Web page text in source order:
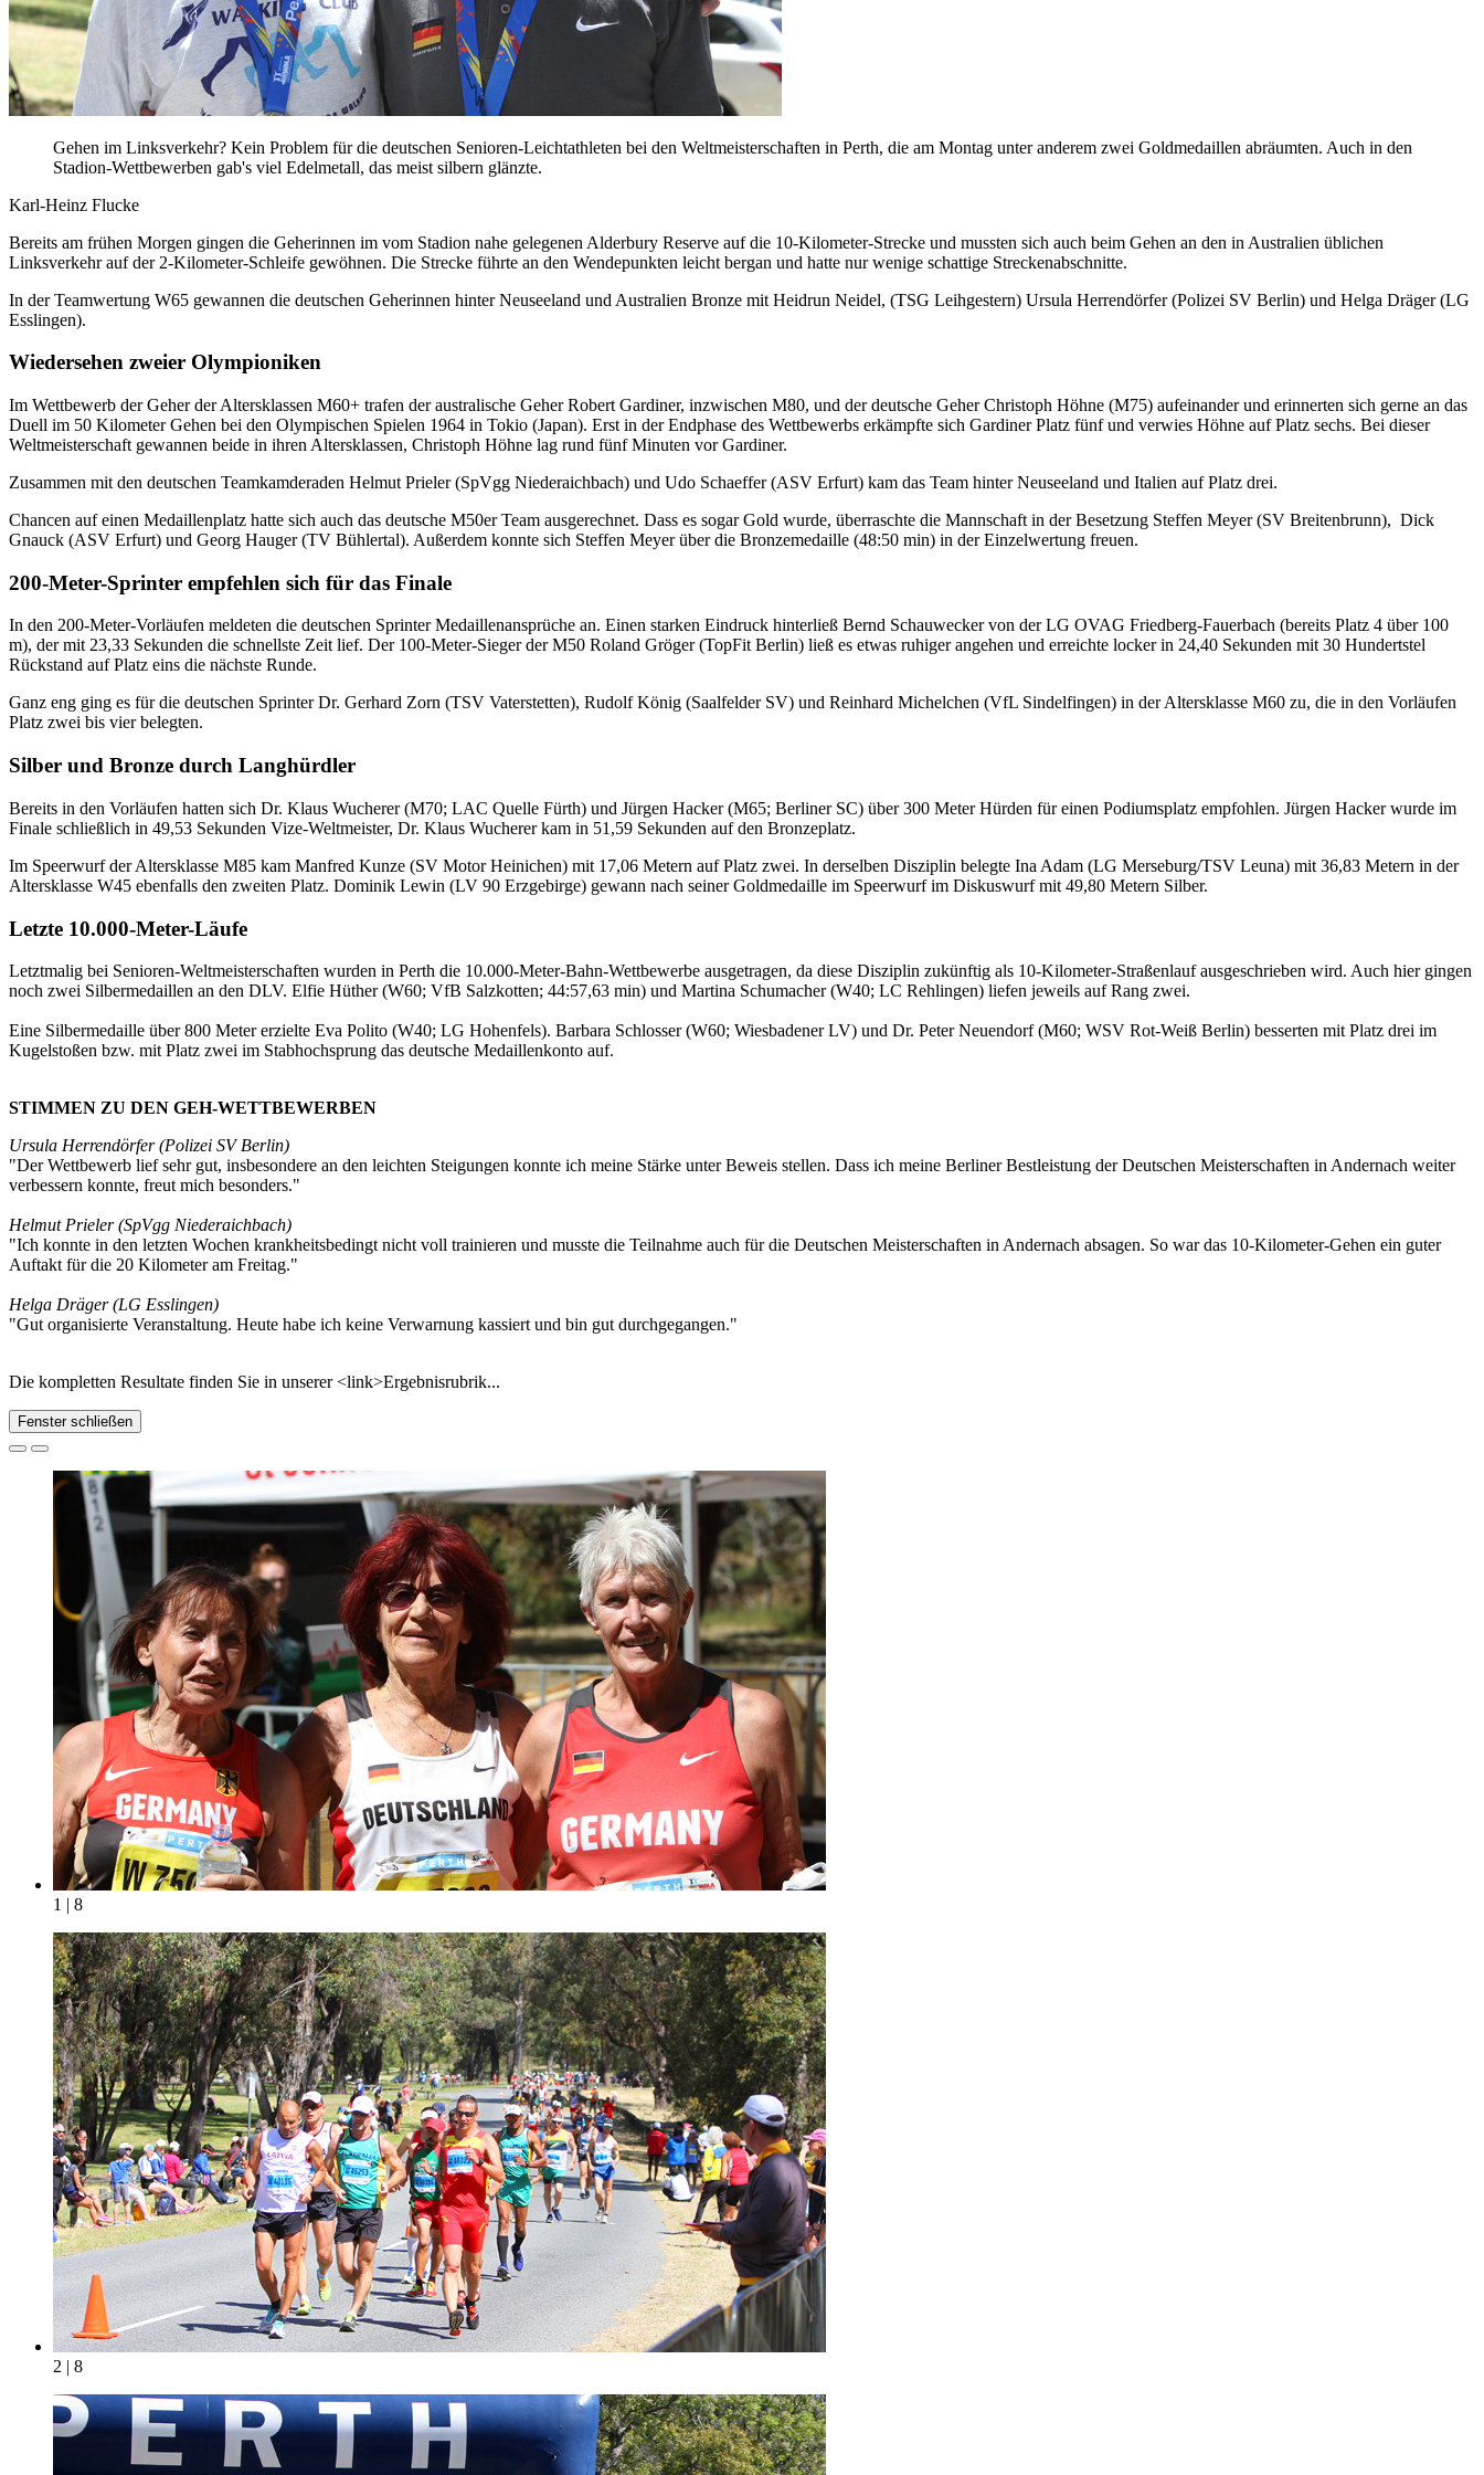
Gehen im Linksverkehr? Kein Problem für die deutschen Senioren-Leichtathleten bei den Weltmeisterschaften in Perth, die am Montag unter anderem zwei Goldmedaillen abräumten. Auch in den
Stadion-Wettbewerben gab's viel Edelmetall, das meist silbern glänzte.
Karl-Heinz Flucke
Bereits am frühen Morgen gingen die Geherinnen im vom Stadion nahe gelegenen Alderbury Reserve auf die 10-Kilometer-Strecke und mussten sich auch beim Gehen an den in Australien üblichen
Linksverkehr auf der 2-Kilometer-Schleife gewöhnen. Die Strecke führte an den Wendepunkten leicht bergan und hatte nur wenige schattige Streckenabschnitte.
In der Teamwertung W65 gewannen die deutschen Geherinnen hinter Neuseeland und Australien Bronze mit Heidrun Neidel, (TSG Leihgestern) Ursula Herrendörfer (Polizei SV Berlin) und Helga Dräger (LG
Esslingen).
Wiedersehen zweier Olympioniken
Im Wettbewerb der Geher der Altersklassen M60+ trafen der australische Geher Robert Gardiner, inzwischen M80, und der deutsche Geher Christoph Höhne (M75) aufeinander und erinnerten sich gerne an das
Duell im 50 Kilometer Gehen bei den Olympischen Spielen 1964 in Tokio (Japan). Erst in der Endphase des Wettbewerbs erkämpfte sich Gardiner Platz fünf und verwies Höhne auf Platz sechs. Bei dieser
Weltmeisterschaft gewannen beide in ihren Altersklassen, Christoph Höhne lag rund fünf Minuten vor Gardiner.
Zusammen mit den deutschen Teamkamderaden Helmut Prieler (SpVgg Niederaichbach) und Udo Schaeffer (ASV Erfurt) kam das Team hinter Neuseeland und Italien auf Platz drei.
Chancen auf einen Medaillenplatz hatte sich auch das deutsche M50er Team ausgerechnet. Dass es sogar Gold wurde, überraschte die Mannschaft in der Besetzung Steffen Meyer (SV Breitenbrunn), Dick
Gnauck (ASV Erfurt) und Georg Hauger (TV Bühlertal). Außerdem konnte sich Steffen Meyer über die Bronzemedaille (48:50 min) in der Einzelwertung freuen.
200-Meter-Sprinter empfehlen sich für das Finale
In den 200-Meter-Vorläufen meldeten die deutschen Sprinter Medaillenansprüche an. Einen starken Eindruck hinterließ Bernd Schauwecker von der LG OVAG Friedberg-Fauerbach (bereits Platz 4 über 100
m), der mit 23,33 Sekunden die schnellste Zeit lief. Der 100-Meter-Sieger der M50 Roland Gröger (TopFit Berlin) ließ es etwas ruhiger angehen und erreichte locker in 24,40 Sekunden mit 30 Hundertstel
Rückstand auf Platz eins die nächste Runde.
Ganz eng ging es für die deutschen Sprinter Dr. Gerhard Zorn (TSV Vaterstetten), Rudolf König (Saalfelder SV) und Reinhard Michelchen (VfL Sindelfingen) in der Altersklasse M60 zu, die in den Vorläufen
Platz zwei bis vier belegten.
Silber und Bronze durch Langhürdler
Bereits in den Vorläufen hatten sich Dr. Klaus Wucherer (M70; LAC Quelle Fürth) und Jürgen Hacker (M65; Berliner SC) über 300 Meter Hürden für einen Podiumsplatz empfohlen. Jürgen Hacker wurde im
Finale schließlich in 49,53 Sekunden Vize-Weltmeister, Dr. Klaus Wucherer kam in 51,59 Sekunden auf den Bronzeplatz.
Im Speerwurf der Altersklasse M85 kam Manfred Kunze (SV Motor Heinichen) mit 17,06 Metern auf Platz zwei. In derselben Disziplin belegte Ina Adam (LG Merseburg/TSV Leuna) mit 36,83 Metern in der
Altersklasse W45 ebenfalls den zweiten Platz. Dominik Lewin (LV 90 Erzgebirge) gewann nach seiner Goldmedaille im Speerwurf im Diskuswurf mit 49,80 Metern Silber.
Letzte 10.000-Meter-Läufe
Letztmalig bei Senioren-Weltmeisterschaften wurden in Perth die 10.000-Meter-Bahn-Wettbewerbe ausgetragen, da diese Disziplin zukünftig als 10-Kilometer-Straßenlauf ausgeschrieben wird. Auch hier gingen
noch zwei Silbermedaillen an den DLV. Elfie Hüther (W60; VfB Salzkotten; 44:57,63 min) und Martina Schumacher (W40; LC Rehlingen) liefen jeweils auf Rang zwei.
Eine Silbermedaille über 800 Meter erzielte Eva Polito (W40; LG Hohenfels). Barbara Schlosser (W60; Wiesbadener LV) und Dr. Peter Neuendorf (M60; WSV Rot-Weiß Berlin) besserten mit Platz drei im
Kugelstoßen bzw. mit Platz zwei im Stabhochsprung das deutsche Medaillenkonto auf.
STIMMEN ZU DEN GEH-WETTBEWERBEN
Ursula Herrendörfer (Polizei SV Berlin)
"Der Wettbewerb lief sehr gut, insbesondere an den leichten Steigungen konnte ich meine Stärke unter Beweis stellen. Dass ich meine Berliner Bestleistung der Deutschen Meisterschaften in Andernach weiter
verbessern konnte, freut mich besonders."
Helmut Prieler (SpVgg Niederaichbach)
"Ich konnte in den letzten Wochen krankheitsbedingt nicht voll trainieren und musste die Teilnahme auch für die Deutschen Meisterschaften in Andernach absagen. So war das 10-Kilometer-Gehen ein guter
Auftakt für die 20 Kilometer am Freitag."
Helga Dräger (LG Esslingen)
"Gut organisierte Veranstaltung. Heute habe ich keine Verwarnung kassiert und bin gut durchgegangen."
Die kompletten Resultate finden Sie in unserer <link>Ergebnisrubrik...
Fenster schließen
1 | 8
2 | 8